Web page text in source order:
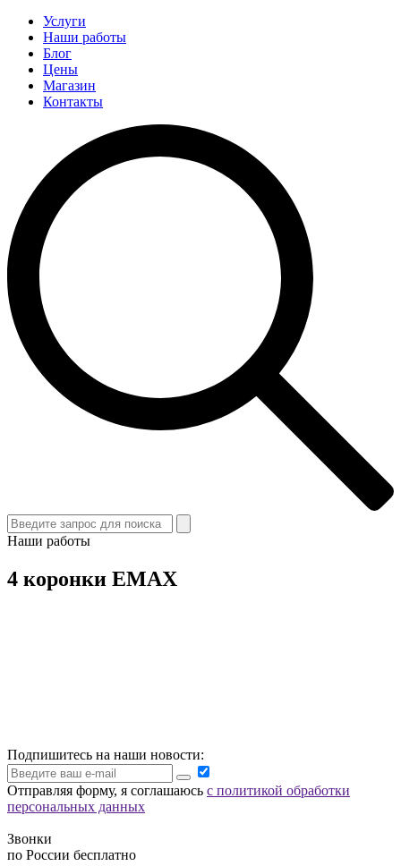
Услуги
Наши работы
Блог
Цены
Магазин
Контакты
Наши работы
4 коронки EMAX
Подпишитесь на наши новости:
Отправляя форму, я соглашаюсь с политикой обработки
персональных данных
Звонки
по России бесплатно